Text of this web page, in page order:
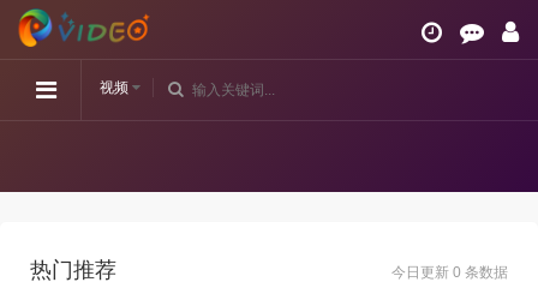
视频
今日更新 0 条数据
热门推荐